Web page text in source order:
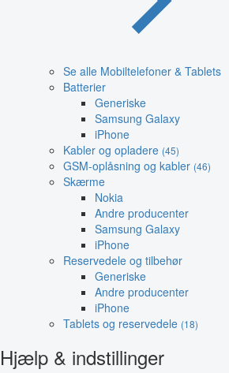
Se alle Mobiltelefoner & Tablets
Batterier
Generiske
Samsung Galaxy
iPhone
Kabler og opladere (45)
GSM-oplåsning og kabler (46)
Skærme
Nokia
Andre producenter
Samsung Galaxy
iPhone
Reservedele og tilbehør
Generiske
Andre producenter
iPhone
Tablets og reservedele (18)
Hjælp & indstillinger